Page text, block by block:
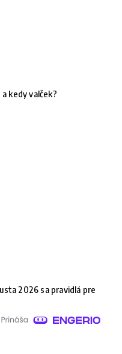
kedy valček?
2026 sa pravidlá pre